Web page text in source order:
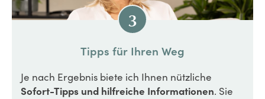
3
Tipps für Ihren Weg
Je nach Ergebnis biete ich Ihnen nützliche
Sofort-Tipps und hilfreiche Informationen. Sie